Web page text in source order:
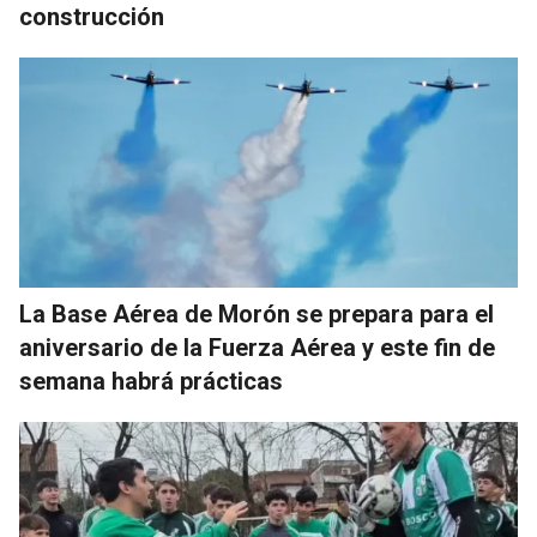
construcción
La Base Aérea de Morón se prepara para el
aniversario de la Fuerza Aérea y este fin de
semana habrá prácticas